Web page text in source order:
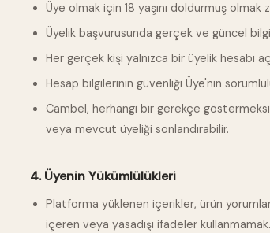
Üye olmak için 18 yaşını doldurmuş olmak
Üyelik başvurusunda gerçek ve güncel
Her gerçek kişi yalnızca bir üyelik hesabı
Hesap bilgilerinin güvenliği Üye'nin
Cambel, herhangi bir gerekçe
veya mevcut üyeliği sonlandırabilir.
4. Üyenin Yükümlülükleri
Platforma yüklenen içerikler, ürün
içeren veya yasadışı ifadeler kullanmamak.